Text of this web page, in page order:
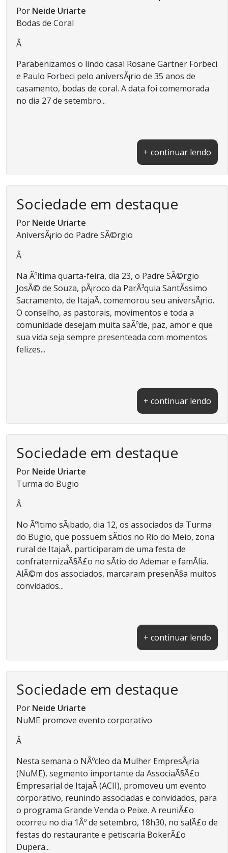
Por Neide Uriarte
Bodas de Coral
Â
Parabenizamos o lindo casal Rosane Gartner Forbeci
e Paulo Forbeci pelo aniversÃ¡rio de 35 anos de
casamento, bodas de coral. A data foi comemorada
no dia 27 de setembro...
+ continuar lendo
Sociedade em destaque
Por Neide Uriarte
AniversÃ¡rio do Padre SÃ©rgio
Â
Na Ãºltima quarta-feira, dia 23, o Padre SÃ©rgio
JosÃ© de Souza, pÃ¡roco da ParÃ³quia SantÃ­ssimo
Sacramento, de ItajaÃ­, comemorou seu aniversÃ¡rio.
O conselho, as pastorais, movimentos e toda a
comunidade desejam muita saÃºde, paz, amor e que
sua vida seja sempre presenteada com momentos
felizes...
+ continuar lendo
Sociedade em destaque
Por Neide Uriarte
Turma do Bugio
Â
No Ãºltimo sÃ¡bado, dia 12, os associados da Turma
do Bugio, que possuem sÃ­tios no Rio do Meio, zona
rural de ItajaÃ­, participaram de uma festa de
confraternizaÃ§Ã£o no sÃ­tio do Ademar e famÃ­lia.
AlÃ©m dos associados, marcaram presenÃ§a muitos
convidados...
+ continuar lendo
Sociedade em destaque
Por Neide Uriarte
NuME promove evento corporativo
Â
Nesta semana o NÃºcleo da Mulher EmpresÃ¡ria
(NuME), segmento importante da AssociaÃ§Ã£o
Empresarial de ItajaÃ­ (ACII), promoveu um evento
corporativo, reunindo associadas e convidados, para
o programa Grande Venda o Peixe. A reuniÃ£o
ocorreu no dia 1Âº de setembro, 18h30, no salÃ£o de
festas do restaurante e petiscaria BokerÃ£o
Dupera...